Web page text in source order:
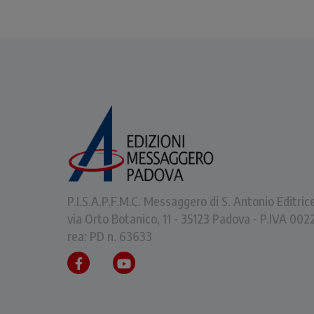
P.I.S.A.P.F.M.C. Messaggero di S. Antonio
via Orto Botanico, 11 - 35123 Padova - P.IVA
rea: PD n. 63633